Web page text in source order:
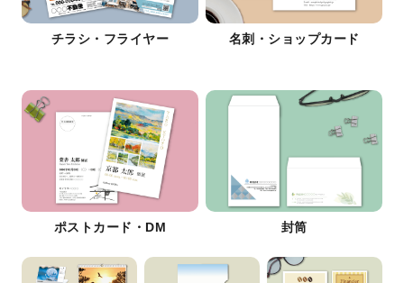
チラシ・フライヤー 名刺・ショップカード
ポストカード・DM 封筒